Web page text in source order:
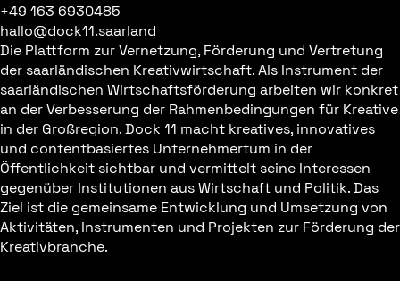
+49 163 6930485
hallo@dock11.saarland
Die Plattform zur Vernetzung, Förderung und Vertretung
der saarländischen Kreativwirtschaft. Als Instrument der
saarländischen Wirtschaftsförderung arbeiten wir konkret
an der Verbesserung der Rahmenbedingungen für Kreative
in der Großregion. Dock 11 macht kreatives, innovatives
und contentbasiertes Unternehmertum in der
Öffentlichkeit sichtbar und vermittelt seine Interessen
gegenüber Institutionen aus Wirtschaft und Politik. Das
Ziel ist die gemeinsame Entwicklung und Umsetzung von
Aktivitäten, Instrumenten und Projekten zur Förderung der
Kreativbranche.